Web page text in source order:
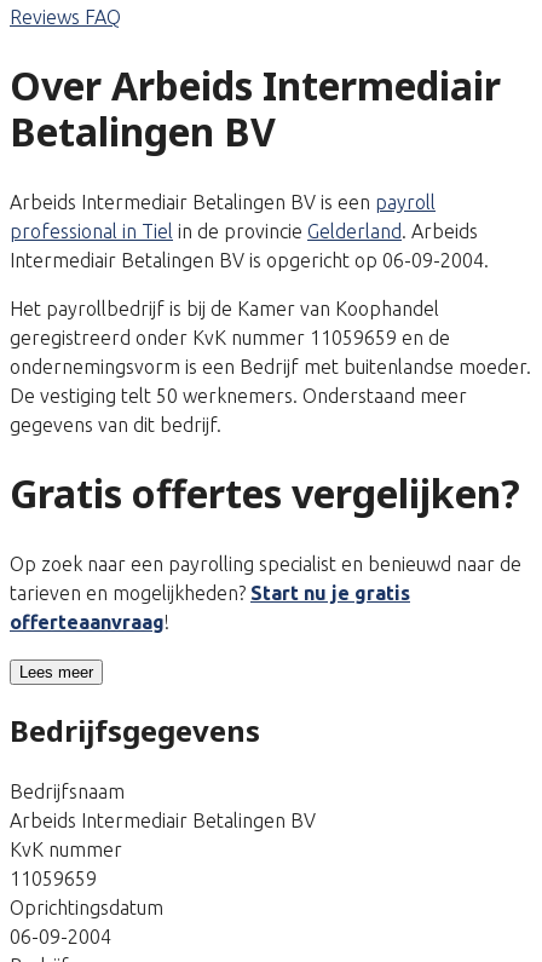
Reviews FAQ
Over Arbeids Intermediair
Betalingen BV
Arbeids Intermediair Betalingen BV is een payroll
professional in Tiel in de provincie Gelderland. Arbeids
Intermediair Betalingen BV is opgericht op 06-09-2004.
Het payrollbedrijf is bij de Kamer van Koophandel
geregistreerd onder KvK nummer 11059659 en de
ondernemingsvorm is een Bedrijf met buitenlandse moeder.
De vestiging telt 50 werknemers. Onderstaand meer
gegevens van dit bedrijf.
Gratis offertes vergelijken?
Op zoek naar een payrolling specialist en benieuwd naar de
tarieven en mogelijkheden? Start nu je gratis
offerteaanvraag!
Lees meer
Bedrijfsgegevens
Bedrijfsnaam
Arbeids Intermediair Betalingen BV
KvK nummer
11059659
Oprichtingsdatum
06-09-2004